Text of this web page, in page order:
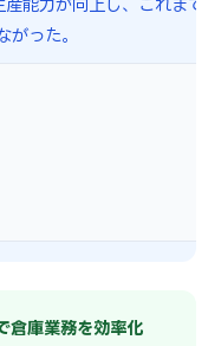
能力が向上し、これまで
がった。
倉庫業務を効率化